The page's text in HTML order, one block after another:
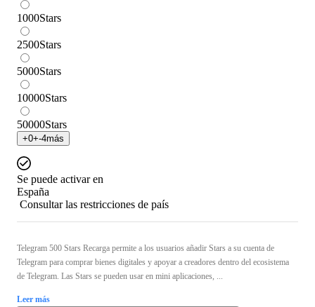
1000Stars
2500Stars
5000Stars
10000Stars
50000Stars
+0+-4más
Se puede activar en
España
Consultar las restricciones de país
Telegram 500 Stars Recarga permite a los usuarios añadir Stars a su cuenta de
Telegram para comprar bienes digitales y apoyar a creadores dentro del ecosistema
de Telegram. Las Stars se pueden usar en mini aplicaciones, ...
Leer más